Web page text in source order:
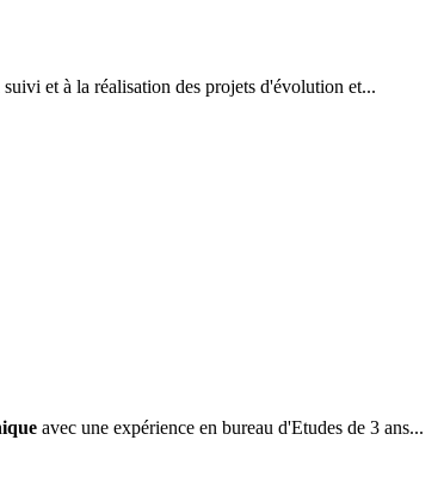
suivi et à la réalisation des projets d'évolution et...
avec une expérience en bureau d'Etudes de 3 ans...